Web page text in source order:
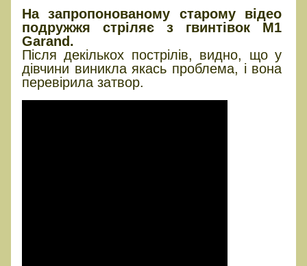
На запропонованому старому відео
подружжя стріляє з гвинтівок M1
Garand.
Після декількох пострілів, видно, що у
дівчини виникла якась проблема, і вона
перевірила затвор.